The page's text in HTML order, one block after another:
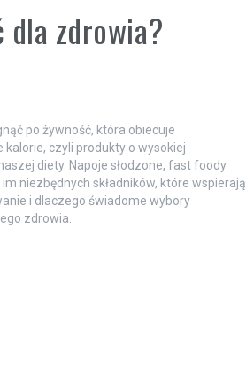
zdrowia?
po żywność, która obiecuje
czyli produkty o wysokiej
diety. Napoje słodzone, fast foody
niezbędnych składników, które wspierają
i dlaczego świadome wybory
zdrowia.